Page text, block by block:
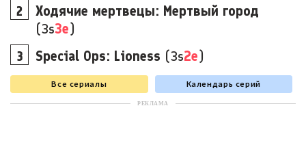
Ходячие мертвецы: Мертвый город
(3s3e)
Special Ops: Lioness (3s2e)
Все сериалы Календарь серий
РЕКЛАМА